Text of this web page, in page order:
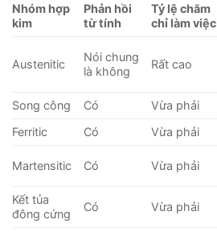
Nhóm hợp
kim
Phản hồi
từ tính
Tỷ lệ chăm
chỉ làm việc
Austenitic
Nói chung
là không
Rất cao
Song công
Có Vừa phải
Ferritic
Có Vừa phải
Martensitic Có Vừa phải
Kết tủa
đông cứng
Có Vừa phải